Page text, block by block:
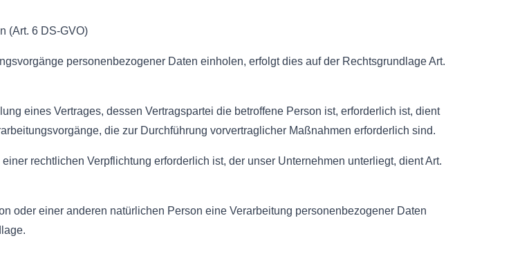
(Art. 6 DS-GVO)
personenbezogener Daten einholen, erfolgt dies auf der Rechtsgrundlage Art.
eines Vertrages, dessen Vertragspartei die betroffene Person ist, erforderlich ist, dient
die zur Durchführung vorvertraglicher Maßnahmen erforderlich sind.
rechtlichen Verpflichtung erforderlich ist, der unser Unternehmen unterliegt, dient Art.
oder einer anderen natürlichen Person eine Verarbeitung personenbezogener Daten